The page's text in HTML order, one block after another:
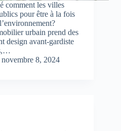
comment les villes
pour être à la fois
urbain prend des
design avant-gardiste
novembre 8, 2024